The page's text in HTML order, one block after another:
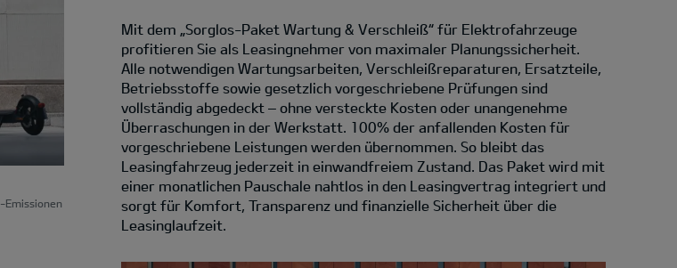
-Emissionen
Mit dem „Sorglos-Paket Wartung & Verschleiß“ für Elektrofahrzeuge
profitieren Sie als Leasingnehmer von maximaler Planungssicherheit.
Alle notwendigen Wartungsarbeiten, Verschleißreparaturen, Ersatzteile,
Betriebsstoffe sowie gesetzlich vorgeschriebene Prüfungen sind
vollständig abgedeckt – ohne versteckte Kosten oder unangenehme
Überraschungen in der Werkstatt. 100% der anfallenden Kosten für
vorgeschriebene Leistungen werden übernommen. So bleibt das
Leasingfahrzeug jederzeit in einwandfreiem Zustand. Das Paket wird mit
einer monatlichen Pauschale nahtlos in den Leasingvertrag integriert und
sorgt für Komfort, Transparenz und finanzielle Sicherheit über die
Leasinglaufzeit.